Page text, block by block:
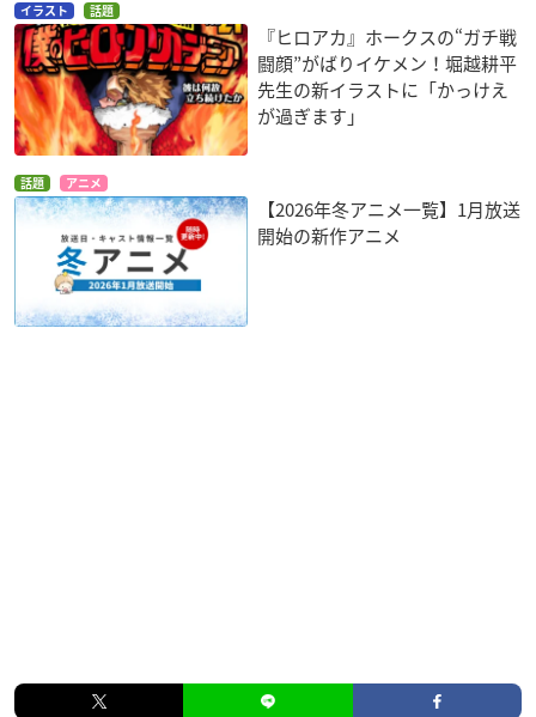
イラスト 話題
『ヒロアカ』ホークスの“ガチ戦
闘顔”がばりイケメン！堀越耕平
先生の新イラストに「かっけえ
が過ぎます」
話題 アニメ
【2026年冬アニメ一覧】1月放送
開始の新作アニメ